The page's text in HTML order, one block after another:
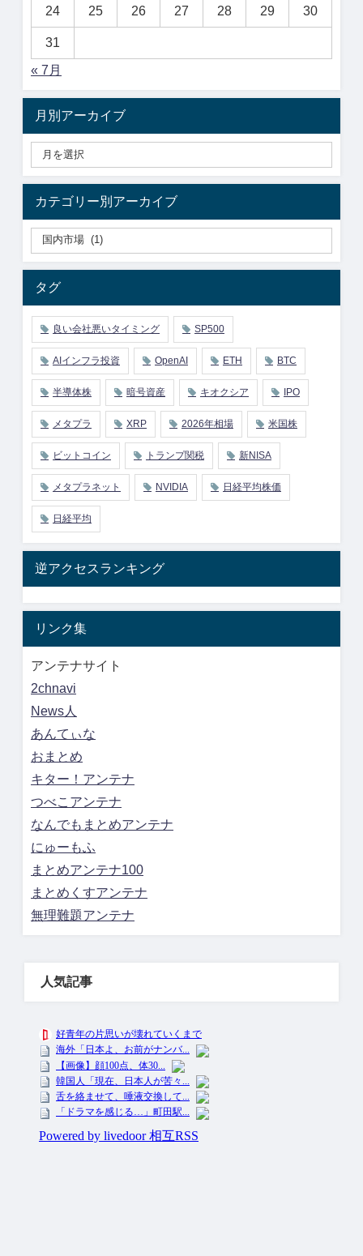
24 25 26 27 28 29 30
31
« 7月
月別アーカイブ
カテゴリー別アーカイブ
タグ
良い会社悪いタイミング SP500
AIインフラ投資 OpenAI ETH BTC
半導体株 暗号資産 キオクシア IPO
メタプラ XRP 2026年相場 米国株
ビットコイン トランプ関税 新NISA
メタプラネット NVIDIA 日経平均株価
日経平均
逆アクセスランキング
リンク集
アンテナサイト
2chnavi
News人
あんてぃな
おまとめ
キター！アンテナ
つべこアンテナ
なんでもまとめアンテナ
にゅーもふ
まとめアンテナ100
まとめくすアンテナ
無理難題アンテナ
人気記事